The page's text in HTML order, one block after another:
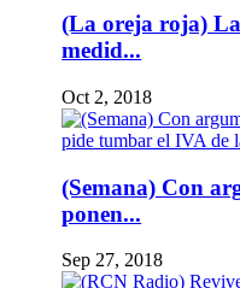
(La oreja roja)
medid...
Oct 2, 2018
(Semana) Con
ponen...
Sep 27, 2018